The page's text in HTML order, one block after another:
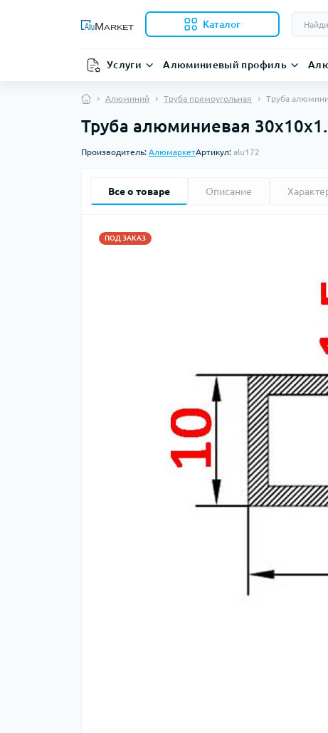
Каталог
Услуги Алюминиевый профиль
Алюминий Труба прямоугольная Труба
Труба алюминиевая
Производитель: АлюмаркетАртикул: alu172
Все о товаре Описание
ПОД ЗАКАЗ